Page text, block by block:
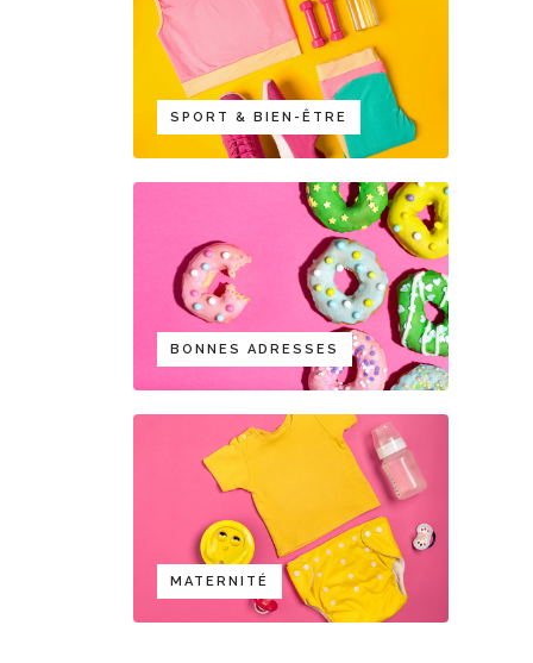
SPORT & BIEN-ÊTRE
BONNES ADRESSES
MATERNITÉ